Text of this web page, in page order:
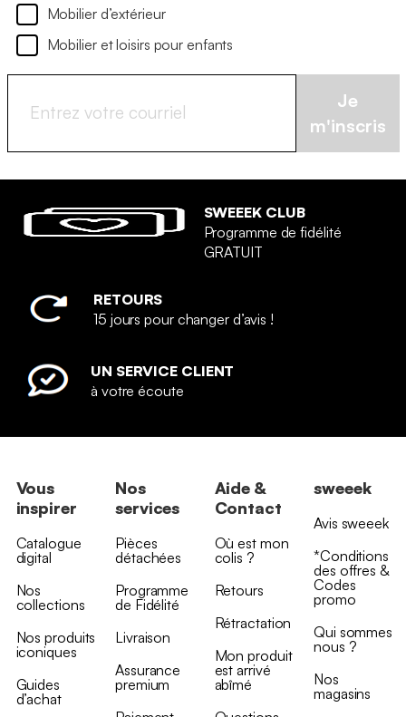
Mobilier d’extérieur
Mobilier et loisirs pour enfants
Je
m'inscris
SWEEEK CLUB
Programme de fidélité
GRATUIT
RETOURS
15 jours pour changer d’avis !
UN SERVICE CLIENT
à votre écoute
Vous
inspirer
Catalogue
digital
Nos
collections
Nos produits
iconiques
Guides
d’achat
Nos
services
Pièces
détachées
Programme
de Fidélité
Livraison
Assurance
premium
Aide &
Contact
Où est mon
colis ?
Retours
Rétractation
Mon produit
est arrivé
abîmé
sweeek
Avis sweeek
*Conditions
des offres &
Codes
promo
Qui sommes
nous ?
Nos
magasins